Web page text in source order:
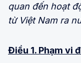
quan đến hoạt
từ Việt Nam ra
Điều 1. Phạm vi